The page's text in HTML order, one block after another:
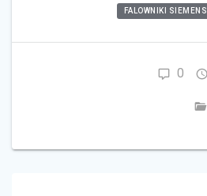
FALOWNIKI SIEMENS
0